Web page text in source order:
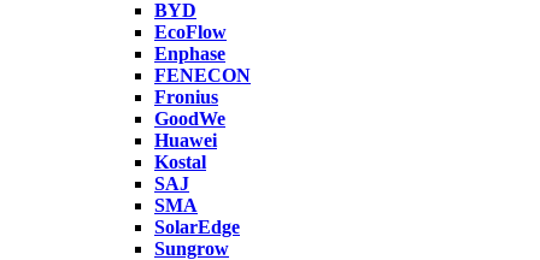
BYD
EcoFlow
Enphase
FENECON
Fronius
GoodWe
Huawei
Kostal
SAJ
SMA
SolarEdge
Sungrow